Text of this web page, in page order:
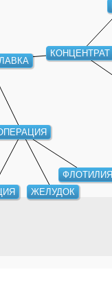
КОНЦЕНТРАТ
ФЛОТИЛИЯ
ЖЕЛУДОК